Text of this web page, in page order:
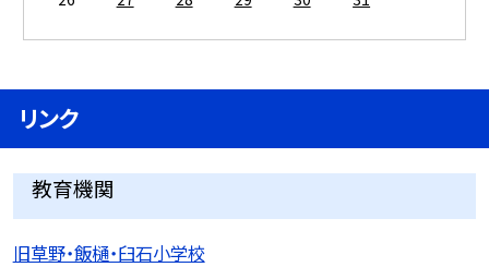
リンク
教育機関
旧草野・飯樋・臼石小学校